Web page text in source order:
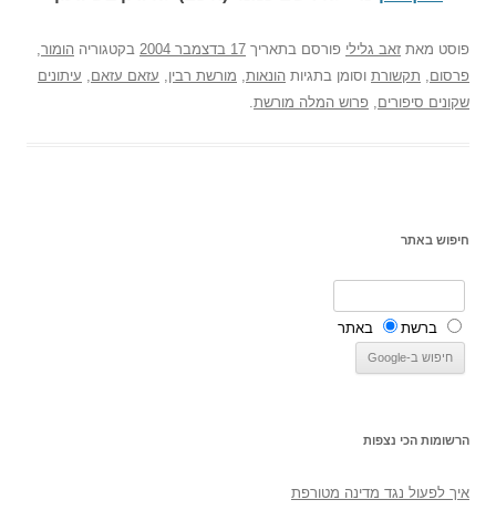
פוסט מאת זאב גלילי פורסם בתאריך 17 בדצמבר 2004 בקטגוריה הומור,
פרסום, תקשורת וסומן בתגיות הונאות, מורשת רבין, עזאם עזאם, עיתונים
שקונים סיפורים, פרוש המלה מורשת.
חיפוש באתר
ברשת באתר
הרשומות הכי נצפות
איך לפעול נגד מדינה מטורפת